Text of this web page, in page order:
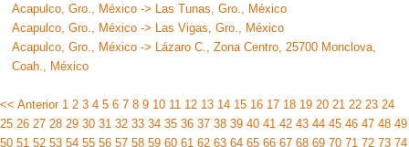
Acapulco, Gro., México -> Las Tunas, Gro., México
Acapulco, Gro., México -> Las Vigas, Gro., México
Acapulco, Gro., México -> Lázaro C., Zona Centro, 25700 Monclova,
Coah., México
<< Anterior 1 2 3 4 5 6 7 8 9 10 11 12 13 14 15 16 17 18 19 20 21 22 23 24
25 26 27 28 29 30 31 32 33 34 35 36 37 38 39 40 41 42 43 44 45 46 47 48 49
50 51 52 53 54 55 56 57 58 59 60 61 62 63 64 65 66 67 68 69 70 71 72 73 74